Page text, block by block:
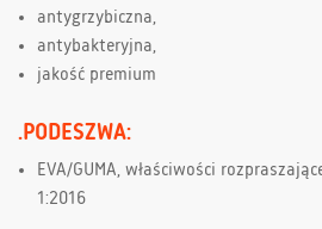
antygrzybiczna,
antybakteryjna,
jakość premium
.PODESZWA:
EVA/GUMA, właściwości
1:2016